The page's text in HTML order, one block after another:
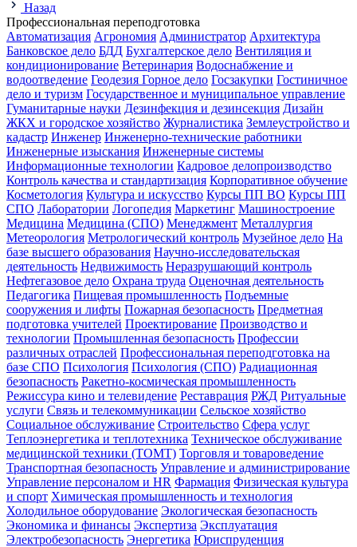
Назад
Профессиональная переподготовка
Автоматизация Агрономия Администратор Архитектура
Банковское дело БДД Бухгалтерское дело Вентиляция и
кондиционирование Ветеринария Водоснабжение и
водоотведение Геодезия Горное дело Госзакупки Гостиничное
дело и туризм Государственное и муниципальное управление
Гуманитарные науки Дезинфекция и дезинсекция Дизайн
ЖКХ и городское хозяйство Журналистика Землеустройство и
кадастр Инженер Инженерно-технические работники
Инженерные изыскания Инженерные системы
Информационные технологии Кадровое делопроизводство
Контроль качества и стандартизация Корпоративное обучение
Косметология Культура и искусство Курсы ПП ВО Курсы ПП
СПО Лаборатории Логопедия Маркетинг Машиностроение
Медицина Медицина (СПО) Менеджмент Металлургия
Метеорология Метрологический контроль Музейное дело На
базе высшего образования Научно-исследовательская
деятельность Недвижимость Неразрушающий контроль
Нефтегазовое дело Охрана труда Оценочная деятельность
Педагогика Пищевая промышленность Подъемные
сооружения и лифты Пожарная безопасность Предметная
подготовка учителей Проектирование Производство и
технологии Промышленная безопасность Профессии
различных отраслей Профессиональная переподготовка на
базе СПО Психология Психология (СПО) Радиационная
безопасность Ракетно-космическая промышленность
Режиссура кино и телевидение Реставрация РЖД Ритуальные
услуги Связь и телекоммуникации Сельское хозяйство
Социальное обслуживание Строительство Сфера услуг
Теплоэнергетика и теплотехника Техническое обслуживание
медицинской техники (ТОМТ) Торговля и товароведение
Транспортная безопасность Управление и администрирование
Управление персоналом и HR Фармация Физическая культура
и спорт Химическая промышленность и технология
Холодильное оборудование Экологическая безопасность
Экономика и финансы Экспертиза Эксплуатация
Электробезопасность Энергетика Юриспруденция